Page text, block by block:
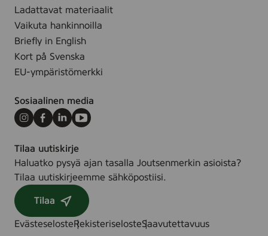
Ladattavat materiaalit
Vaikuta hankinnoilla
Briefly in English
Kort på Svenska
EU-ympäristömerkki
Sosiaalinen media
Instagram
Facebook
LinkedInYoutube
Tilaa uutiskirje
Haluatko pysyä ajan tasalla Joutsenmerkin asioista?
Tilaa uutiskirjeemme sähköpostiisi.
Tilaa
EvästeselosteRekisteriselosteSaavutettavuus